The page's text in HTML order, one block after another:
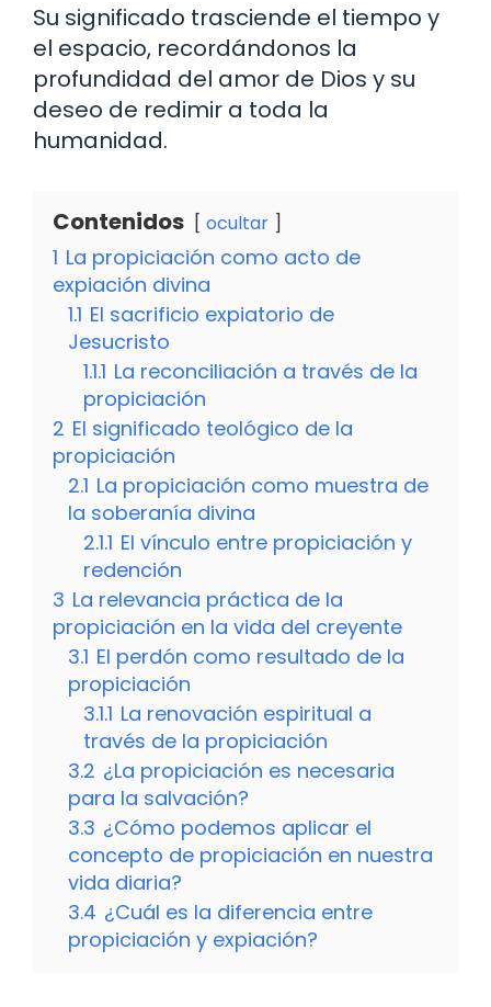
Su significado trasciende el tiempo y
el espacio, recordándonos la
profundidad del amor de Dios y su
deseo de redimir a toda la
humanidad.
Contenidos ocultar
1 La propiciación como acto de
expiación divina
1.1 El sacrificio expiatorio de
Jesucristo
1.1.1 La reconciliación a través de la
propiciación
2 El significado teológico de la
propiciación
2.1 La propiciación como muestra de
la soberanía divina
2.1.1 El vínculo entre propiciación y
redención
3 La relevancia práctica de la
propiciación en la vida del creyente
3.1 El perdón como resultado de la
propiciación
3.1.1 La renovación espiritual a
través de la propiciación
3.2 ¿La propiciación es necesaria
para la salvación?
3.3 ¿Cómo podemos aplicar el
concepto de propiciación en nuestra
vida diaria?
3.4 ¿Cuál es la diferencia entre
propiciación y expiación?